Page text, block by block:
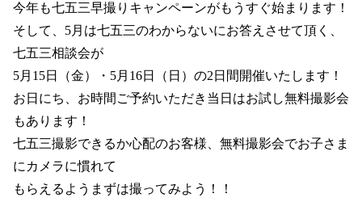
今年も七五三早撮りキャンペーンがもうすぐ始まります！
そして、5月は七五三のわからないにお答えさせて頂く、
七五三相談会が
5月15日（金）・5月16日（日）の2日間開催いたします！
お日にち、お時間ご予約いただき当日はお試し無料撮影会
もあります！
七五三撮影できるか心配のお客様、無料撮影会でお子さま
にカメラに慣れて
もらえるようまずは撮ってみよう！！